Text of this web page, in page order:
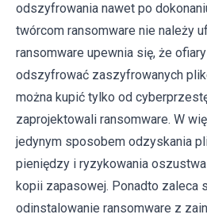
odszyfrowania nawet po
twórcom ransomware nie należy
ransomware upewnia się, że
odszyfrować zaszyfrowanych
można kupić tylko od
zaprojektowali ransomware. W
jedynym sposobem odzyskania
pieniędzy i ryzykowania
kopii zapasowej. Ponadto zaleca
odinstalowanie ransomware z